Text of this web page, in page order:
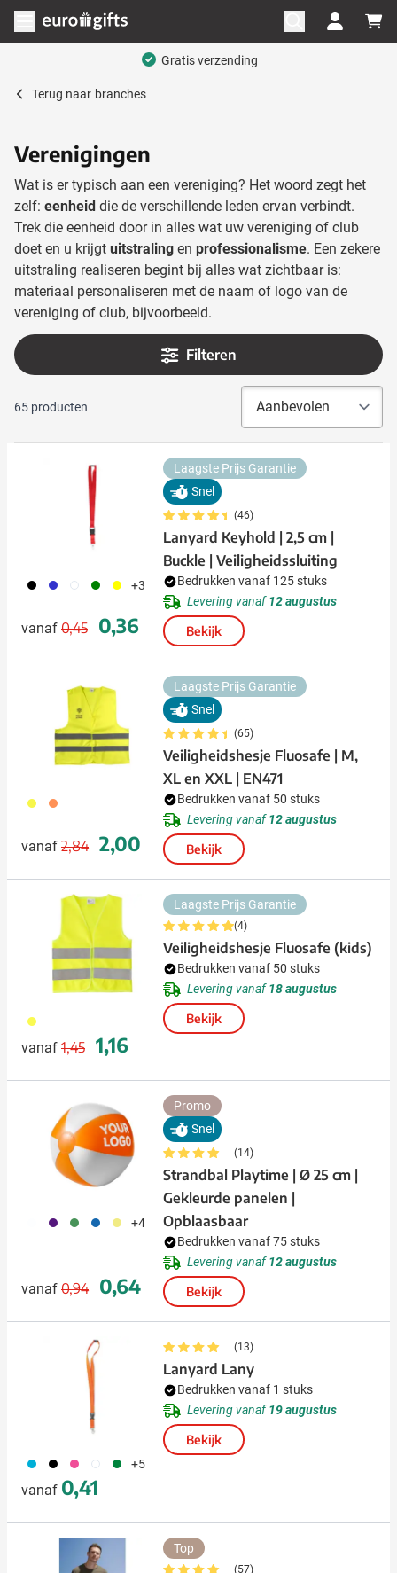
Ga naar de inhoud
Menu openen
Mega assortiment
Terug naar branches
Verenigingen
Wat is er typisch aan een vereniging? Het woord zegt het
zelf: eenheid die de verschillende leden ervan verbindt.
Trek die eenheid door in alles wat uw vereniging of club
doet en u krijgt uitstraling en professionalisme. Een zekere
uitstraling realiseren begint bij alles wat zichtbaar is:
materiaal personaliseren met de naam of logo van de
vereniging of club, bijvoorbeeld.
Filteren
65 producten
001 023 002 004 006 +3
vanaf
Normale prijs
0,45
Speciale prijs
0,36
Laagste Prijs Garantie
Snel
(46)
Lanyard Keyhold | 2,5 cm |
Buckle | Veiligheidssluiting
Bedrukken vanaf 125 stuks
Levering vanaf12 augustus
Bekijk
006 007
vanaf
Normale prijs
2,84
Speciale prijs
2,00
Laagste Prijs Garantie
Snel
(65)
Veiligheidshesje Fluosafe | M,
XL en XXL | EN471
Bedrukken vanaf 50 stuks
Levering vanaf12 augustus
Bekijk
006
vanaf
Normale prijs
1,45
Speciale prijs
1,16
Laagste Prijs Garantie
(4)
Veiligheidshesje Fluosafe (kids)
Bedrukken vanaf 50 stuks
Levering vanaf18 augustus
Bekijk
024 004 005 006 +4
vanaf
Normale prijs
0,94
Speciale prijs
0,64
Promo
Snel
(14)
Strandbal Playtime | Ø 25 cm |
Gekleurde panelen |
Opblaasbaar
Bedrukken vanaf 75 stuks
Levering vanaf12 augustus
Bekijk
033 001 046 002 004 +5
vanaf 0,41
(13)
Lanyard Lany
Bedrukken vanaf 1 stuks
Levering vanaf19 augustus
Bekijk
Top
(57)